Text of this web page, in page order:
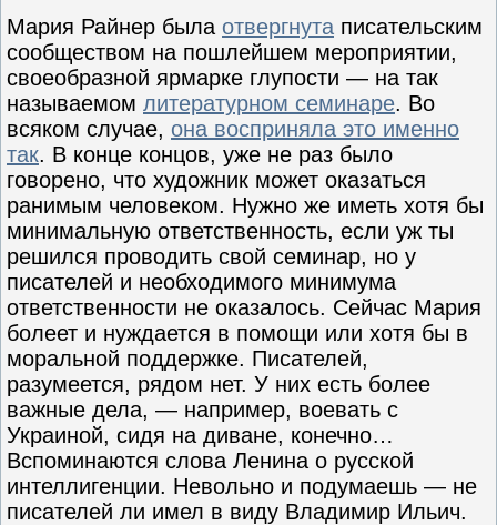
Мария Райнер была отвергнута писательским
сообществом на пошлейшем мероприятии,
своеобразной ярмарке глупости — на так
называемом литературном семинаре. Во
всяком случае, она восприняла это именно
так. В конце концов, уже не раз было
говорено, что художник может оказаться
ранимым человеком. Нужно же иметь хотя бы
минимальную ответственность, если уж ты
решился проводить свой семинар, но у
писателей и необходимого минимума
ответственности не оказалось. Сейчас Мария
болеет и нуждается в помощи или хотя бы в
моральной поддержке. Писателей,
разумеется, рядом нет. У них есть более
важные дела, — например, воевать с
Украиной, сидя на диване, конечно…
Вспоминаются слова Ленина о русской
интеллигенции. Невольно и подумаешь — не
писателей ли имел в виду Владимир Ильич.